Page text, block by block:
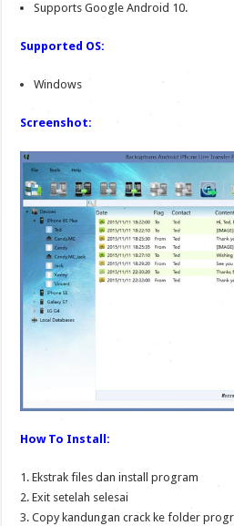
Supports Google Android 10.
Supported OS:
Windows
Screenshot:
How To Install:
1. Ekstrak files dan install program
2. Exit setelah selesai
3. Copy kandungan crack ke folder